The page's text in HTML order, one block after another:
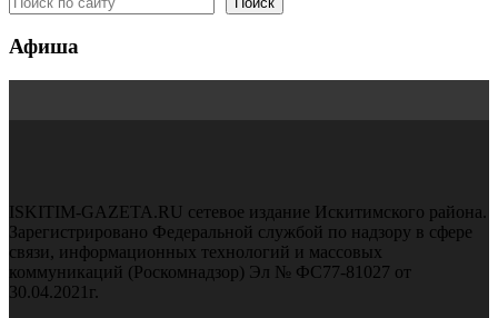
Афиша
ISKITIM-GAZETA.RU сетевое издание Искитимского района.
Зарегистрировано Федеральной службой по надзору в сфере
связи, информационных технологий и массовых
коммуникаций (Роскомнадзор) Эл № ФС77-81027 от
30.04.2021г.